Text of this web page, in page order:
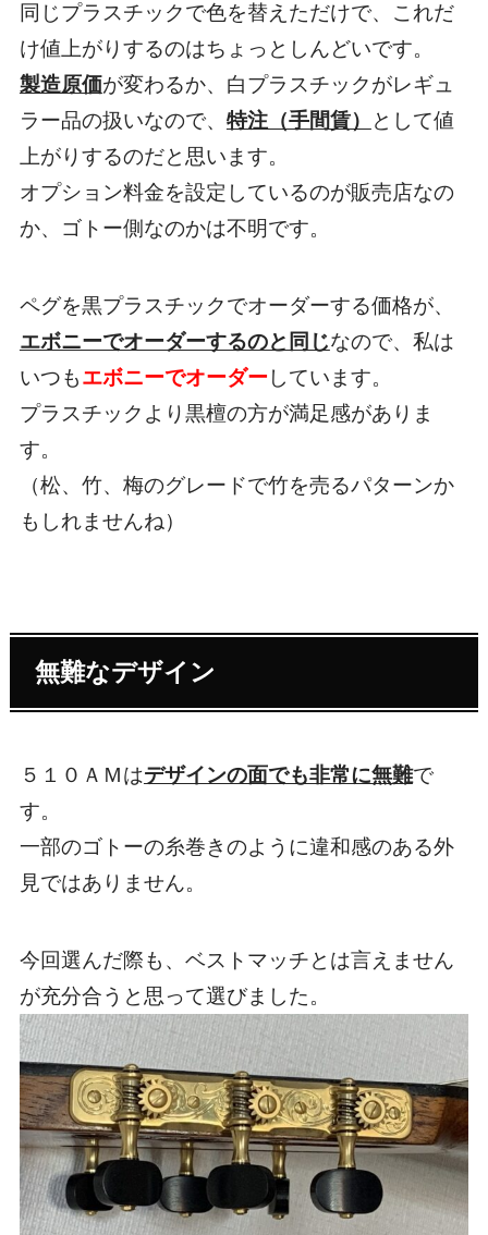
同じプラスチックで色を替えただけで、これだ
け値上がりするのはちょっとしんどいです。
製造原価が変わるか、白プラスチックがレギュ
ラー品の扱いなので、 特注（手間賃）
として値
上がりするのだと思います。
オプション料金を設定しているのが販売店なの
か、ゴトー側なのかは不明です。
ペグを黒プラスチックでオーダーする価格が、
エボニーでオーダーするのと同じなので、私は
いつもエボニーでオーダー しています。
プラスチックより黒檀の方が満足感がありま
す。
（松、竹、梅のグレードで竹を売るパターンか
もしれませんね）
無難なデザイン
５１０ＡＭはデザインの面でも非常に無難で
す。
一部のゴトーの糸巻きのように違和感のある外
見ではありません。
今回選んだ際も、ベストマッチとは言えません
が充分合うと思って選びました。